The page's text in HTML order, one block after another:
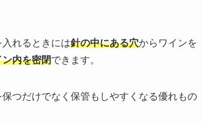
れるときには針の中にある穴からワインを
内を密閉できます。
つだけでなく保管もしやすくなる優れもの